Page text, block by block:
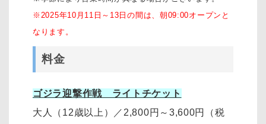
※2025年10月11日～13日の間は、朝09:00オープンと
なります。
料金
ゴジラ迎撃作戦 ライトチケット
大人（12歳以上）
／ 2,800円～3,600円
（税